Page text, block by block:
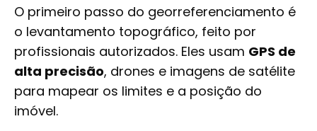
O primeiro passo do georreferenciamento é
o levantamento topográfico, feito por
profissionais autorizados. Eles usam GPS de
alta precisão, drones e imagens de satélite
para mapear os limites e a posição do
imóvel.